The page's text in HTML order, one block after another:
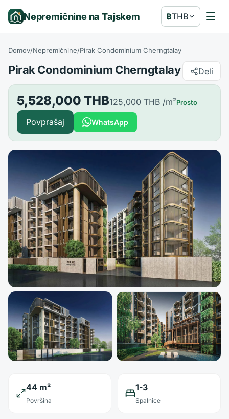
Nepremičnine na Tajskem ฿THB
Domov/Nepremičnine/Pirak Condominium Cherngtalay
Pirak Condominium Cherngtalay Deli
5,528,000 THB125,000 THB /m²Prosto
Povprašaj WhatsApp
44 m²
Površina
1-3
Spalnice